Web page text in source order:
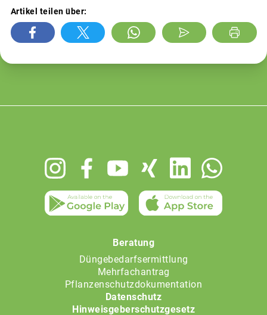
Artikel teilen über:
Beratung
Düngebedarfsermittlung
Mehrfachantrag
Pflanzenschutzdokumentation
Datenschutz
Hinweisgeberschutzgesetz